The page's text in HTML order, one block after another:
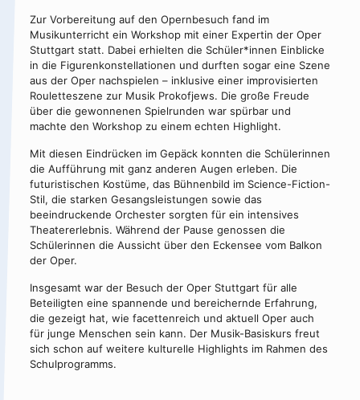
Zur Vorbereitung auf den Opernbesuch fand im
Musikunterricht ein Workshop mit einer Expertin der Oper
Stuttgart statt. Dabei erhielten die Schüler*innen Einblicke
in die Figurenkonstellationen und durften sogar eine Szene
aus der Oper nachspielen – inklusive einer improvisierten
Rouletteszene zur Musik Prokofjews. Die große Freude
über die gewonnenen Spielrunden war spürbar und
machte den Workshop zu einem echten Highlight.
Mit diesen Eindrücken im Gepäck konnten die Schülerinnen
die Aufführung mit ganz anderen Augen erleben. Die
futuristischen Kostüme, das Bühnenbild im Science-Fiction-
Stil, die starken Gesangsleistungen sowie das
beeindruckende Orchester sorgten für ein intensives
Theatererlebnis. Während der Pause genossen die
Schülerinnen die Aussicht über den Eckensee vom Balkon
der Oper.
Insgesamt war der Besuch der Oper Stuttgart für alle
Beteiligten eine spannende und bereichernde Erfahrung,
die gezeigt hat, wie facettenreich und aktuell Oper auch
für junge Menschen sein kann. Der Musik-Basiskurs freut
sich schon auf weitere kulturelle Highlights im Rahmen des
Schulprogramms.